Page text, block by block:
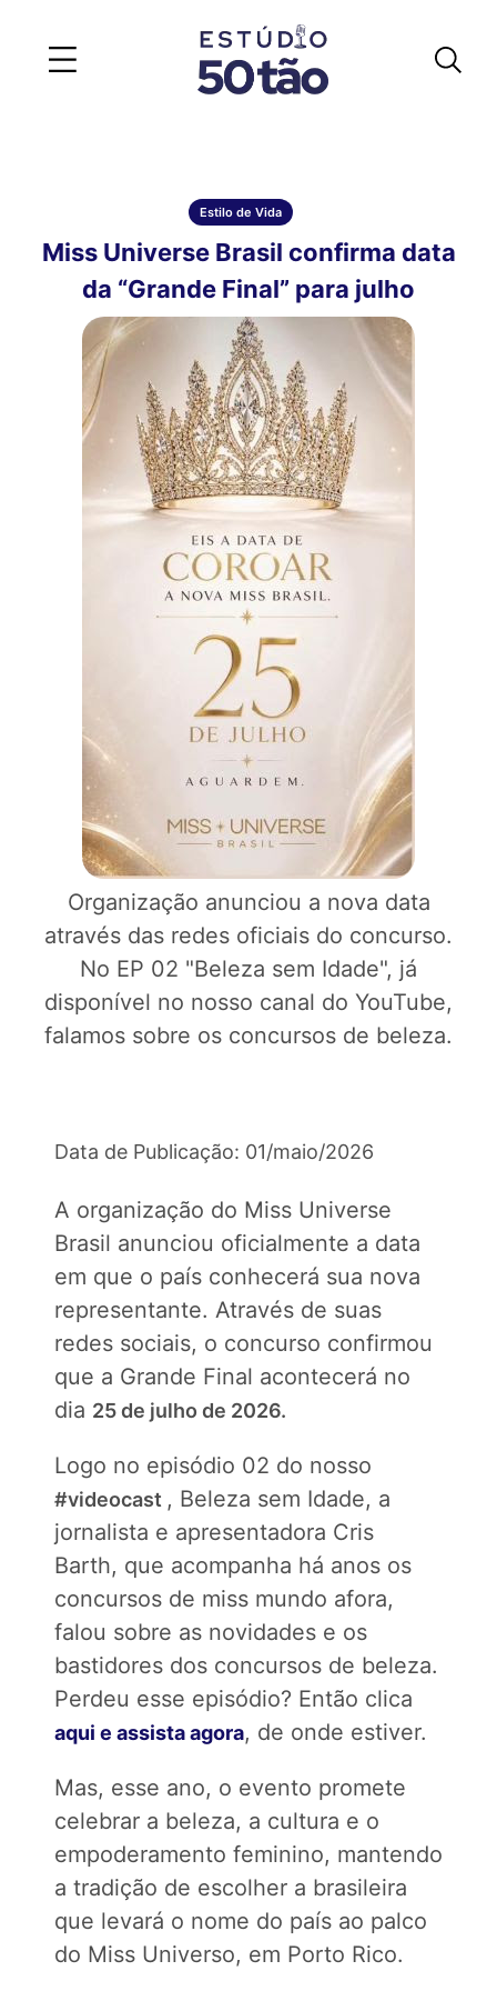
Estilo de Vida
Miss Universe Brasil confirma data
da “Grande Final” para julho
Organização anunciou a nova data
através das redes oficiais do concurso.
No EP 02 "Beleza sem Idade", já
disponível no nosso canal do YouTube,
falamos sobre os concursos de beleza.
Data de Publicação: 01/maio/2026
A organização do Miss Universe
Brasil anunciou oficialmente a data
em que o país conhecerá sua nova
representante. Através de suas
redes sociais, o concurso confirmou
que a Grande Final acontecerá no
dia 25 de julho de 2026.
Logo no episódio 02 do nosso
#videocast , Beleza sem Idade, a
jornalista e apresentadora Cris
Barth, que acompanha há anos os
concursos de miss mundo afora,
falou sobre as novidades e os
bastidores dos concursos de beleza.
Perdeu esse episódio? Então clica
aqui e assista agora, de onde estiver.
Mas, esse ano, o evento promete
celebrar a beleza, a cultura e o
empoderamento feminino, mantendo
a tradição de escolher a brasileira
que levará o nome do país ao palco
do Miss Universo, em Porto Rico.